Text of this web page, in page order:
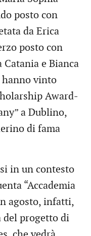
posto con
da Erica
posto con
e Bianca
hanno vinto
Award-
a Dublino,
di fama
in un contesto
“Accademia
agosto, infatti,
del progetto di